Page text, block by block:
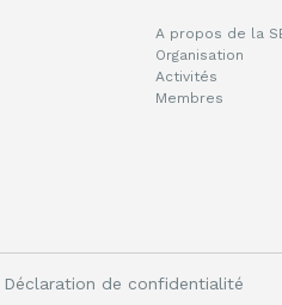
A propos de la
Organisation
Activités
Membres
Déclaration de confidentialité